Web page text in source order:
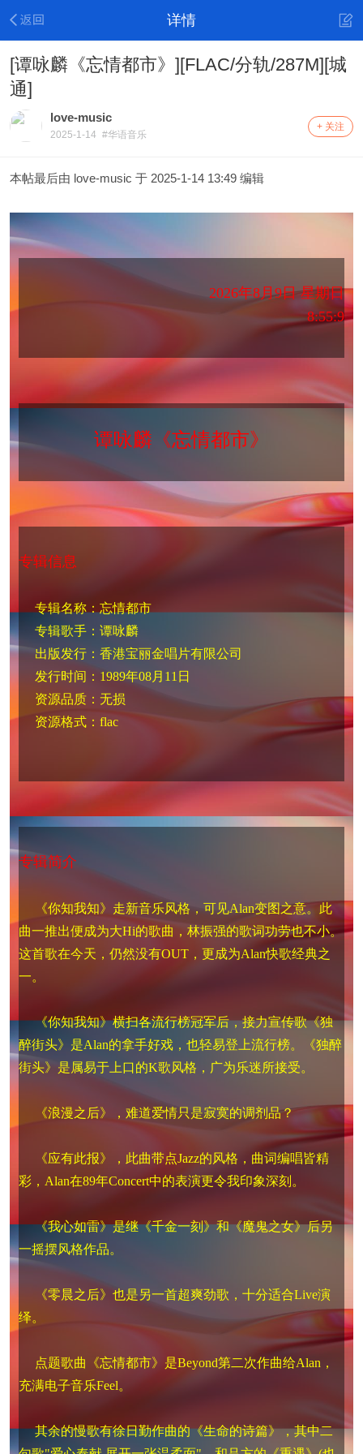
详情
[谭咏麟《忘情都市》][FLAC/分轨/287M][城
通]
love-music
2025-1-14 #华语音乐
+ 关注
本帖最后由 love-music 于 2025-1-14 13:49 编辑
2026年8月9日 星期日
8:55:9
谭咏麟《忘情都市》
专辑信息
专辑名称：忘情都市
专辑歌手：谭咏麟
出版发行：香港宝丽金唱片有限公司
发行时间：1989年08月11日
资源品质：无损
资源格式：flac
专辑简介
《你知我知》走新音乐风格，可见Alan变图之意。此
曲一推出便成为大Hi的歌曲，林振强的歌词功劳也不小。
这首歌在今天，仍然没有OUT，更成为Alan快歌经典之
一。
《你知我知》横扫各流行榜冠军后，接力宣传歌《独
醉街头》是Alan的拿手好戏，也轻易登上流行榜。《独醉
街头》是属易于上口的K歌风格，广为乐迷所接受。
《浪漫之后》，难道爱情只是寂寞的调剂品？
《应有此报》，此曲带点Jazz的风格，曲词编唱皆精
彩，Alan在89年Concert中的表演更令我印象深刻。
《我心如雷》是继《千金一刻》和《魔鬼之女》后另
一摇摆风格作品。
《零晨之后》也是另一首超爽劲歌，十分适合Live演
绎。
点题歌曲《忘情都市》是Beyond第二次作曲给Alan，
充满电子音乐Feel。
其余的慢歌有徐日勤作曲的《生命的诗篇》，其中二